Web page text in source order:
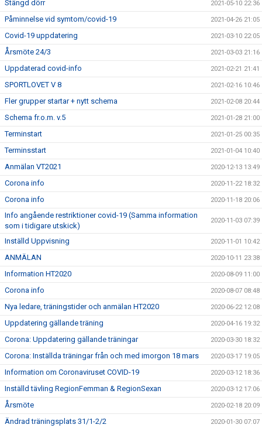
Stängd dörr 2021-05-10 22:36
Påminnelse vid symtom/covid-19 2021-04-26 21:05
Covid-19 uppdatering 2021-03-10 22:05
Årsmöte 24/3 2021-03-03 21:16
Uppdaterad covid-info 2021-02-21 21:41
SPORTLOVET V 8 2021-02-16 10:46
Fler grupper startar + nytt schema 2021-02-08 20:44
Schema fr.o.m. v.5 2021-01-28 21:00
Terminstart 2021-01-25 00:35
Terminsstart 2021-01-04 10:40
Anmälan VT2021 2020-12-13 13:49
Corona info 2020-11-22 18:32
Corona info 2020-11-18 20:06
Info angående restriktioner covid-19 (Samma information
som i tidigare utskick)
2020-11-03 07:39
Inställd Uppvisning 2020-11-01 10:42
ANMÄLAN 2020-10-11 23:38
Information HT2020 2020-08-09 11:00
Corona info 2020-08-07 08:48
Nya ledare, träningstider och anmälan HT2020 2020-06-22 12:08
Uppdatering gällande träning 2020-04-16 19:32
Corona: Uppdatering gällande träningar 2020-03-30 18:32
Corona: Inställda träningar från och med imorgon 18 mars 2020-03-17 19:05
Information om Coronaviruset COVID-19 2020-03-12 18:36
Inställd tävling RegionFemman & RegionSexan 2020-03-12 17:06
Årsmöte 2020-02-18 20:09
Ändrad träningsplats 31/1-2/2 2020-01-30 07:07